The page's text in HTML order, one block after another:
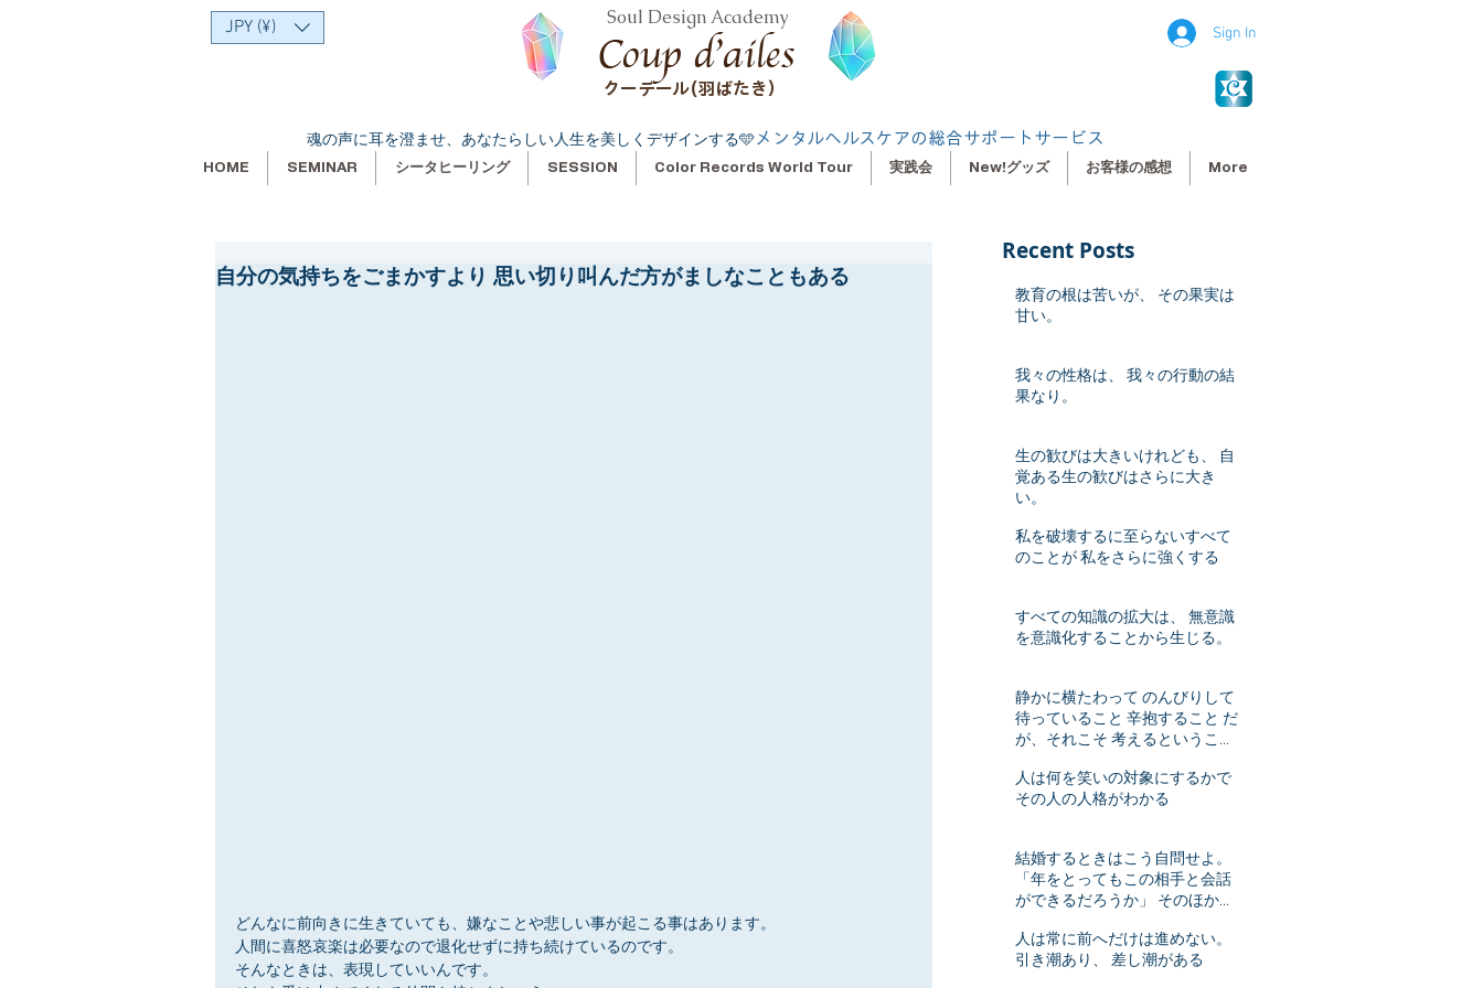
JPY (¥) Soul Design Academy
クーデール(羽ばたき）
Sign In
魂の声に耳を澄ませ、あなたらしい人生を美しくデザインする🩵 メンタルヘルスケアの総合サポートサービス
HOME SEMINAR シータヒーリング SESSION Color Records World Tour 実践会 New!グッズ お客様の感想 More
自分の気持ちをごまかすより 思い切り叫んだ方がましなこともある
どんなに前向きに生きていても、嫌なことや悲しい事が起こる事はあります。
人間に喜怒哀楽は必要なので退化せずに持ち続けているのです。
そんなときは、表現していいんです。
Recent Posts
教育の根は苦いが、 その果実は
甘い。
我々の性格は、 我々の行動の結
果なり。
生の歓びは大きいけれども、 自
覚ある生の歓びはさらに大き
い。
私を破壊するに至らないすべて
のことが 私をさらに強くする
すべての知識の拡大は、 無意識
を意識化することから生じる。
静かに横たわって のんびりして
待っていること 辛抱すること だ
が、それこそ 考えるということ
人は何を笑いの対象にするかで
その人の人格がわかる
結婚するときはこう自問せよ。
「年をとってもこの相手と会話
ができるだろうか」 そのほかは
とだ。
人は常に前へだけは進めない。
引き潮あり、 差し潮がある